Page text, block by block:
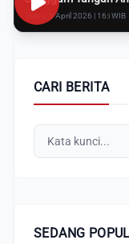
Rabu, 8 April 2026 | 16:i WIB
CARI BERITA
SEDANG